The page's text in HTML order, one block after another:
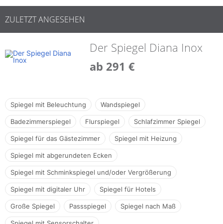
ZULETZT ANGESEHEN
Der Spiegel Diana Inox
ab 291 €
Spiegel mit Beleuchtung Wandspiegel
Badezimmerspiegel Flurspiegel Schlafzimmer Spiegel
Spiegel für das Gästezimmer Spiegel mit Heizung
Spiegel mit abgerundeten Ecken
Spiegel mit Schminkspiegel und/oder Vergrößerung
Spiegel mit digitaler Uhr Spiegel für Hotels
Große Spiegel Passspiegel Spiegel nach Maß